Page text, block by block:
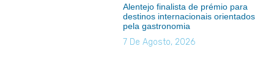
Alentejo finalista de prémio para
destinos internacionais orientados
pela gastronomia
7 De Agosto, 2026